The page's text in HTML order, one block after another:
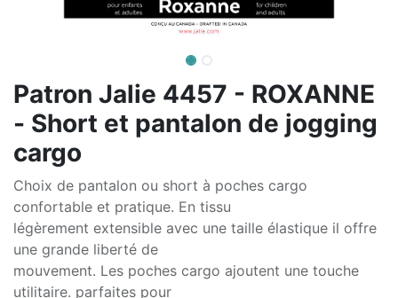
Patron Jalie 4457 - ROXANNE
- Short et pantalon de jogging
cargo
Choix de pantalon ou short à poches cargo
confortable et pratique. En tissu
légèrement extensible avec une taille élastique il offre
une grande liberté de
mouvement. Les poches cargo ajoutent une touche
utilitaire. parfaites pour